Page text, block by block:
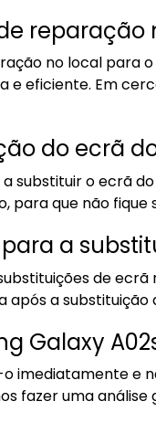
no local para
eficiente. Em
do ecrã
substituir o ecrã
para que não
a
de
após a
Galaxy
o imediatamente
fazer uma